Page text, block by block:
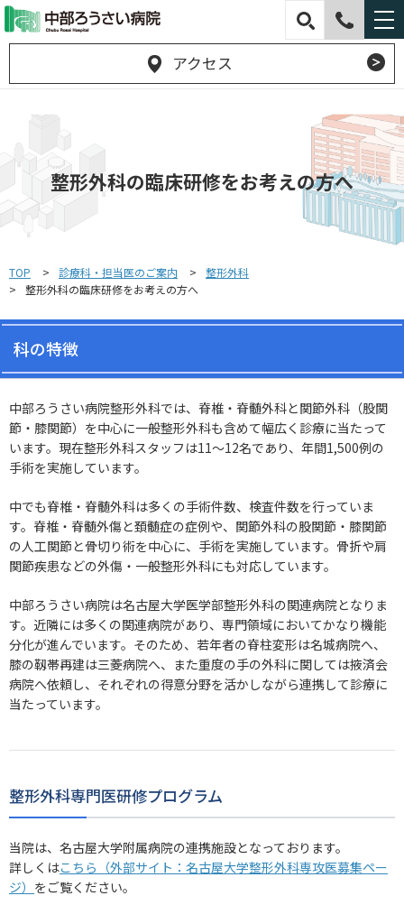
アクセス
整形外科の臨床研修をお考えの方へ
TOP 診療科・担当医のご案内
整形外科
整形外科の臨床研修をお考えの方へ
科の特徴
中部ろうさい病院整形外科では、脊椎・脊髄外科と関節外科（股関
節・膝関節）を中心に一般整形外科も含めて幅広く診療に当たって
います。現在整形外科スタッフは11～12名であり、年間1,500例の
手術を実施しています。
中でも脊椎・脊髄外科は多くの手術件数、検査件数を行っていま
す。脊椎・脊髄外傷と頚髄症の症例や、関節外科の股関節・膝関節
の人工関節と骨切り術を中心に、手術を実施しています。骨折や肩
関節疾患などの外傷・一般整形外科にも対応しています。
中部ろうさい病院は名古屋大学医学部整形外科の関連病院となりま
す。近隣には多くの関連病院があり、専門領域においてかなり機能
分化が進んでいます。そのため、若年者の脊柱変形は名城病院へ、
膝の靱帯再建は三菱病院へ、また重度の手の外科に関しては掖済会
病院へ依頼し、それぞれの得意分野を活かしながら連携して診療に
当たっています。
整形外科専門医研修プログラム
当院は、名古屋大学附属病院の連携施設となっております。
詳しくはこちら（外部サイト：名古屋大学整形外科専攻医募集ペー
ジ） をご覧ください。